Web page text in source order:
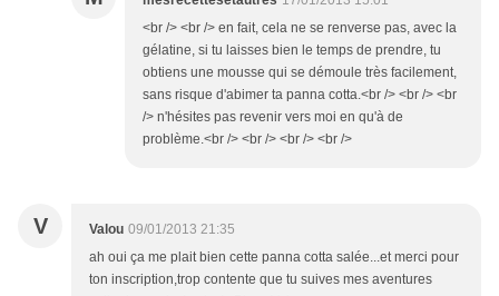
<br /> <br /> en fait, cela ne se renverse pas, avec la
gélatine, si tu laisses bien le temps de prendre, tu
obtiens une mousse qui se démoule très facilement,
sans risque d'abimer ta panna cotta.<br /> <br /> <br
/> n'hésites pas revenir vers moi en qu'à de
problème.<br /> <br /> <br /> <br />
V Valou 09/01/2013 21:35
ah oui ça me plait bien cette panna cotta salée...et merci pour
ton inscription,trop contente que tu suives mes aventures